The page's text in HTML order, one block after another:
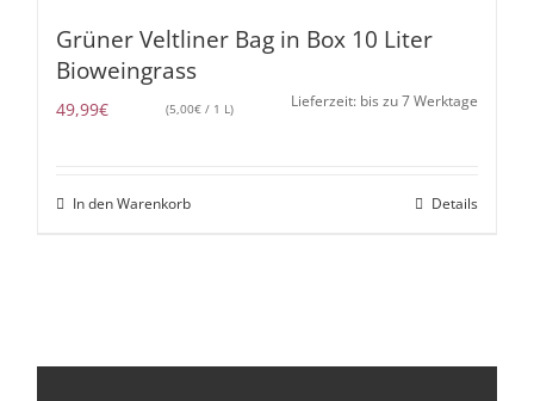
Grüner Veltliner Bag in Box 10 Liter
Bioweingrass
49,99€ (5,00€ / 1 L) Lieferzeit: bis zu 7 Werktage
In den Warenkorb Details